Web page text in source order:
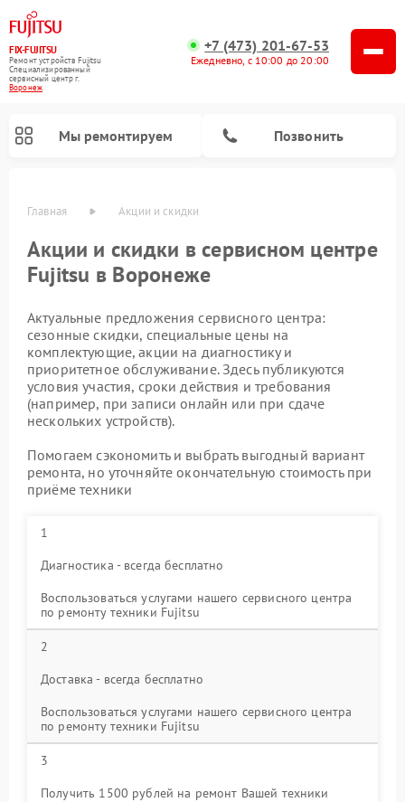
FIX-FUJITSU
Ремонт устройств Fujitsu
Специализированный
cервисный центр г.
Воронеж
+7 (473) 201-67-53
Ежедневно, с 10:00 до 20:00
Мы ремонтируем Позвонить
Главная Акции и скидки
Акции и скидки в сервисном центре
Fujitsu в Воронеже
Актуальные предложения сервисного центра:
сезонные скидки, специальные цены на
комплектующие, акции на диагностику и
приоритетное обслуживание. Здесь публикуются
условия участия, сроки действия и требования
(например, при записи онлайн или при сдаче
нескольких устройств).
Помогаем сэкономить и выбрать выгодный вариант
ремонта, но уточняйте окончательную стоимость при
приёме техники
1
Диагностика - всегда бесплатно
Воспользоваться услугами нашего сервисного центра
по ремонту техники Fujitsu
2
Доставка - всегда бесплатно
Воспользоваться услугами нашего сервисного центра
по ремонту техники Fujitsu
3
Получить 1500 рублей на ремонт Вашей техники